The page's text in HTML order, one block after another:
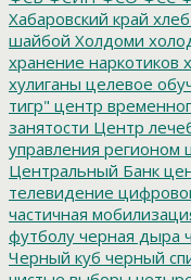
Хабаровский край хлеб
шайбой Холдоми
хранение наркотиков
хулиганы целевое
тигр" центр
занятости Центр
управления регионом
Центральный Банк
телевидение
частичная
футболу черная дыра
Черный куб черный